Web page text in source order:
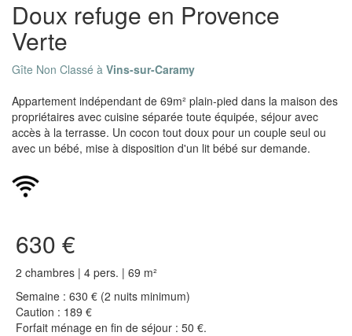
Doux refuge en Provence
Verte
Gîte Non Classé à Vins-sur-Caramy
Appartement indépendant de 69m² plain-pied dans la maison des
propriétaires avec cuisine séparée toute équipée, séjour avec
accès à la terrasse. Un cocon tout doux pour un couple seul ou
avec un bébé, mise à disposition d'un lit bébé sur demande.
630 €
2 chambres | 4 pers. | 69 m²
Semaine : 630 € (2 nuits minimum)
Caution : 189 €
Forfait ménage en fin de séjour : 50 €.